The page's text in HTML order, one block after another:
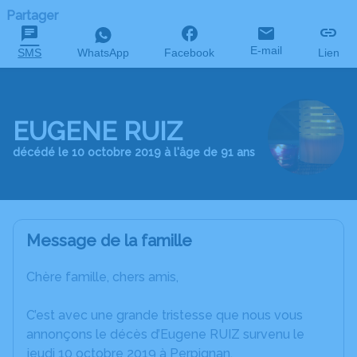
Partager
SMS WhatsApp Facebook E-mail Lien
EUGENE RUIZ
décédé le 10 octobre 2019 à l'âge de 91 ans
Message de la famille
Chère famille, chers amis,
C’est avec une grande tristesse que nous vous
annonçons le décès d’Eugene RUIZ survenu le
jeudi 10 octobre 2019 à Perpignan.